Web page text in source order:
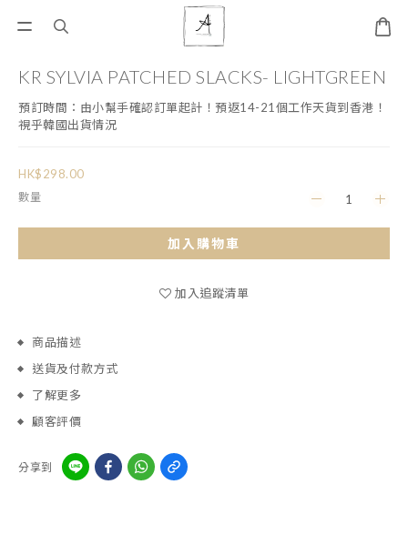
KR SYLVIA PATCHED SLACKS- LIGHTGREEN
預訂時間：由小幫手確認訂單起計！預返14-21個工作天貨到香港！
視乎韓國出貨情況
HK$298.00
數量
加入購物車
加入追蹤清單
商品描述
送貨及付款方式
了解更多
顧客評價
分享到